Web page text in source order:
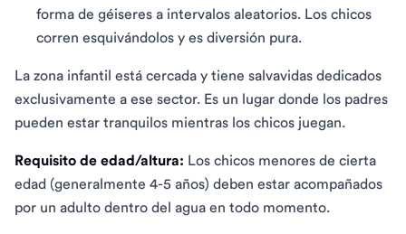
forma de géiseres a intervalos aleatorios. Los chicos
corren esquivándolos y es diversión pura.
La zona infantil está cercada y tiene salvavidas dedicados
exclusivamente a ese sector. Es un lugar donde los padres
pueden estar tranquilos mientras los chicos juegan.
Requisito de edad/altura: Los chicos menores de cierta
edad (generalmente 4-5 años) deben estar acompañados
por un adulto dentro del agua en todo momento.